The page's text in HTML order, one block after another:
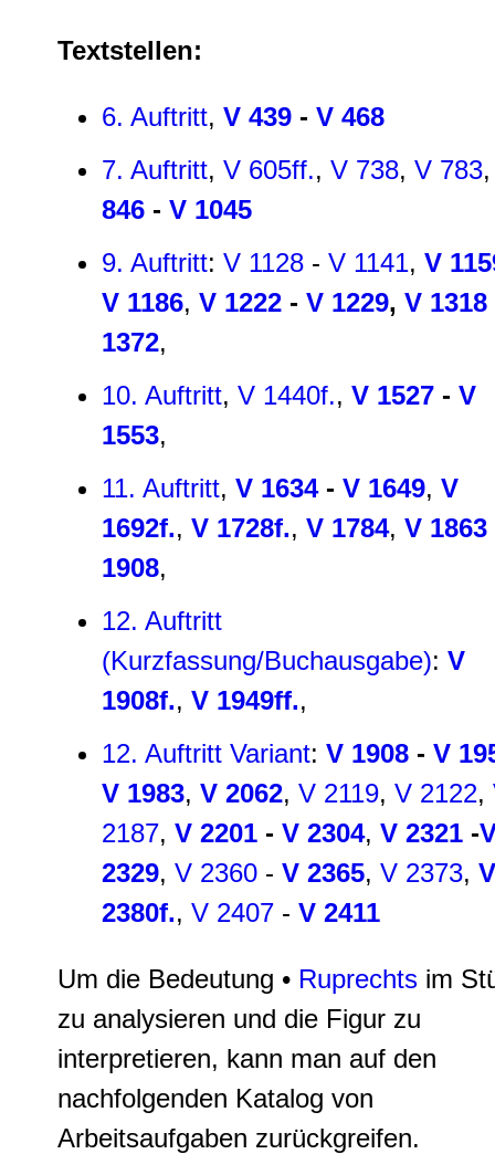
Textstellen:
6. Auftritt, V 439 - V 468
7. Auftritt, V 605ff., V 738, V 783
846 - V 1045
9. Auftritt: V 1128 - V 1141, V
V 1186, V 1222 - V 1229, V 1318
1372,
10. Auftritt, V 1440f., V 1527 - V
1553,
11. Auftritt, V 1634- V 1649, V
1692f., V 1728f., V 1784, V 1863
1908,
12. Auftritt
(Kurzfassung/Buchausgabe): V
1908f., V 1949ff.,
12. Auftritt Variant: V 1908 - V
V 1983, V 2062, V 2119, V 2122,
2187, V 2201 - V 2304, V 2321 -
2329, V 2360 - V 2365, V 2373, V
2380f., V 2407 - V 2411
Um die Bedeutung • Ruprechts im
zu analysieren und die Figur zu
interpretieren, kann man auf den
nachfolgenden Katalog von
Arbeitsaufgaben zurückgreifen.